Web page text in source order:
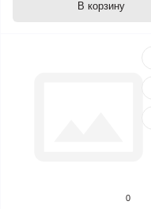
В корзину
0